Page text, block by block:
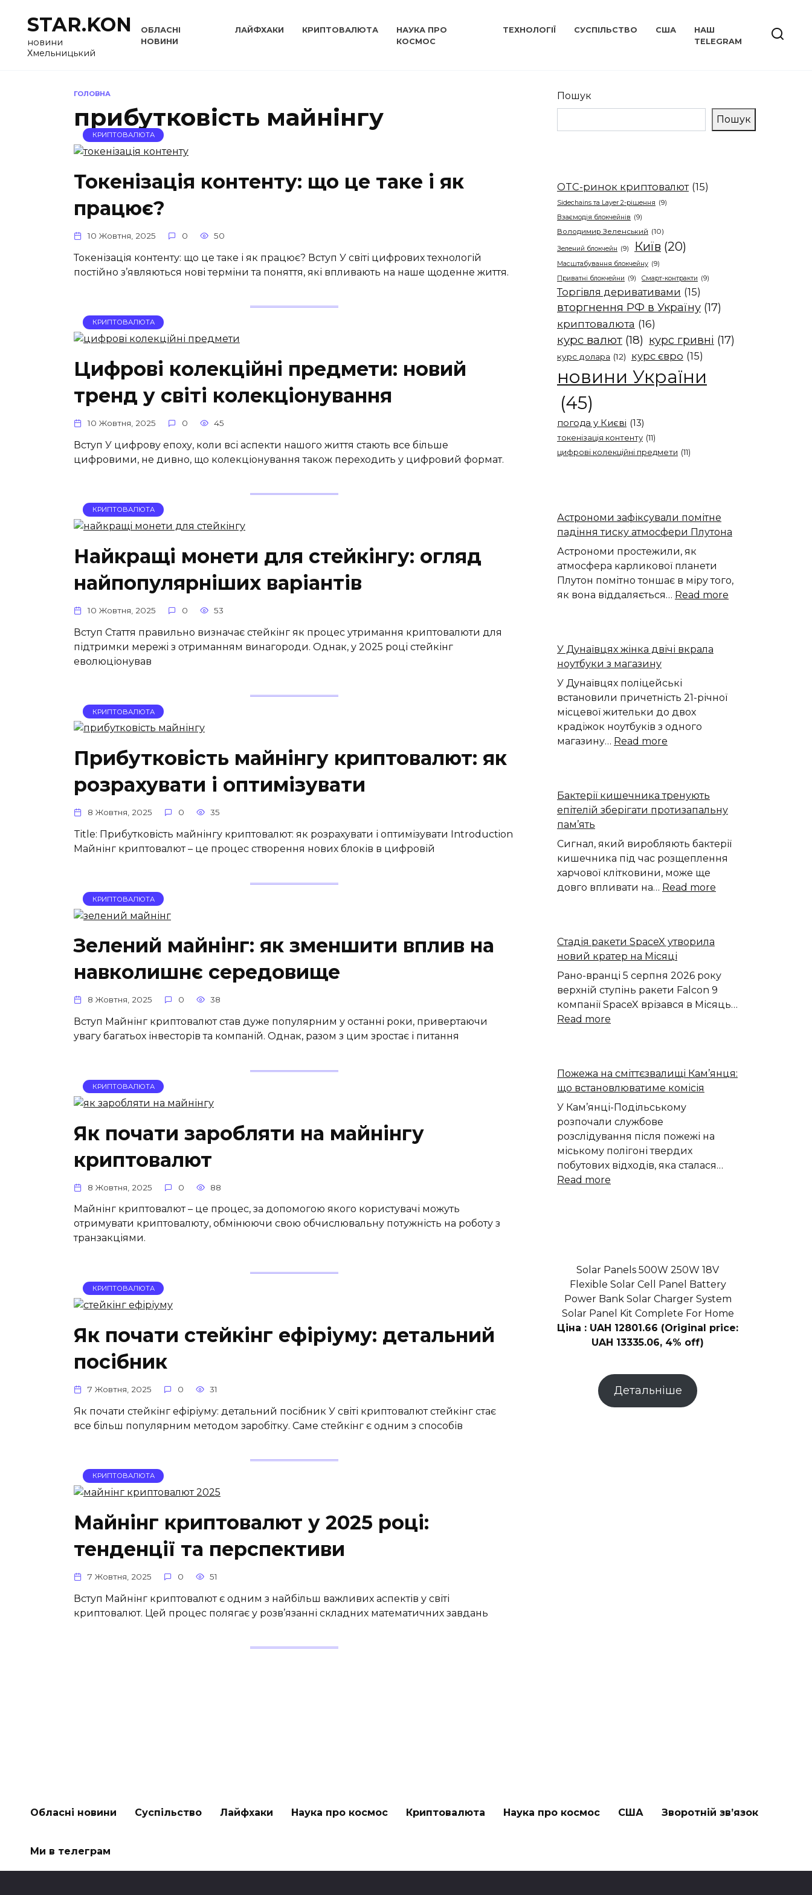
вмістуSTAR.KON
новини
Хмельницький
ОБЛАСНІ
НОВИНИ
ЛАЙФХАКИ КРИПТОВАЛЮТА
НАУКА ПРО
КОСМОС
ТЕХНОЛОГІЇ СУСПІЛЬСТВО США
НАШ
TELEGRAM
ГОЛОВНА
прибутковість майнінгу
КРИПТОВАЛЮТА
Токенізація контенту: що це таке і як
працює?
10 Жовтня, 2025 0 50
Токенізація контенту: що це таке і як працює? Вступ У світі цифрових технологій
постійно з’являються нові терміни та поняття, які впливають на наше щоденне життя.
КРИПТОВАЛЮТА
Цифрові колекційні предмети: новий
тренд у світі колекціонування
10 Жовтня, 2025 0 45
Вступ У цифрову епоху, коли всі аспекти нашого життя стають все більше
цифровими, не дивно, що колекціонування також переходить у цифровий формат.
КРИПТОВАЛЮТА
Найкращі монети для стейкінгу: огляд
найпопулярніших варіантів
10 Жовтня, 2025 0 53
Вступ Стаття правильно визначає стейкінг як процес утримання криптовалюти для
підтримки мережі з отриманням винагороди. Однак, у 2025 році стейкінг
еволюціонував
КРИПТОВАЛЮТА
Прибутковість майнінгу криптовалют: як
розрахувати і оптимізувати
8 Жовтня, 2025 0 35
Title: Прибутковість майнінгу криптовалют: як розрахувати і оптимізувати Introduction
Майнінг криптовалют – це процес створення нових блоків в цифровій
КРИПТОВАЛЮТА
Зелений майнінг: як зменшити вплив на
навколишнє середовище
8 Жовтня, 2025 0 38
Вступ Майнінг криптовалют став дуже популярним у останні роки, привертаючи
увагу багатьох інвесторів та компаній. Однак, разом з цим зростає і питання
КРИПТОВАЛЮТА
Як почати заробляти на майнінгу
криптовалют
8 Жовтня, 2025 0 88
Майнінг криптовалют – це процес, за допомогою якого користувачі можуть
отримувати криптовалюту, обмінюючи свою обчислювальну потужність на роботу з
транзакціями.
КРИПТОВАЛЮТА
Як почати стейкінг ефіріуму: детальний
посібник
7 Жовтня, 2025 0 31
Як почати стейкінг ефіріуму: детальний посібник У світі криптовалют стейкінг стає
все більш популярним методом заробітку. Саме стейкінг є одним з способів
КРИПТОВАЛЮТА
Майнінг криптовалют у 2025 році:
тенденції та перспективи
7 Жовтня, 2025 0 51
Вступ Майнінг криптовалют є одним з найбільш важливих аспектів у світі
криптовалют. Цей процес полягає у розв’язанні складних математичних завдань
Пошук
Пошук
OTC-ринок криптовалют (15)
Sidechains та Layer 2-рішення (9)
Взаємодія блокчейнів (9)
Володимир Зеленський (10)
Зелений блокчейн (9) Київ (20)
Масштабування блокчейну (9)
Приватні блокчейни (9) Смарт-контракти (9)
Торгівля деривативами (15)
вторгнення РФ в Україну (17)
криптовалюта (16)
курс валют (18) курс гривні (17)
курс долара (12) курс євро (15)
новини України
(45)
погода у Києві (13)
токенізація контенту (11)
цифрові колекційні предмети (11)
Астрономи зафіксували помітне
падіння тиску атмосфери Плутона
Астрономи простежили, як
атмосфера карликової планети
Плутон помітно тоншає в міру того,
як вона віддаляється… Read more
У Дунаївцях жінка двічі вкрала
ноутбуки з магазину
У Дунаївцях поліцейські
встановили причетність 21-річної
місцевої жительки до двох
крадіжок ноутбуків з одного
магазину… Read more
двічі
вкрала
з
магазину
Бактерії кишечника тренують
епітелій зберігати протизапальну
пам’ять
Сигнал, який виробляють бактерії
кишечника під час розщеплення
харчової клітковини, може ще
довго впливати на… Read more
протизапальну
пам’ять
Стадія ракети SpaceX утворила
новий кратер на Місяці
Рано-вранці 5 серпня 2026 року
верхній ступінь ракети Falcon 9
компанії SpaceX врізався в Місяць…
Read more
утворила
новий
кратер
на
Місяці
Пожежа на сміттєзвалищі Кам’янця:
що встановлюватиме комісія
У Кам’янці-Подільському
розпочали службове
розслідування після пожежі на
міському полігоні твердих
побутових відходів, яка сталася…
Read more
встановлюватиме
комісія
Solar Panels 500W 250W 18V
Flexible Solar Cell Panel Battery
Power Bank Solar Charger System
Solar Panel Kit Complete For Home
Ціна : UAH 12801.66 (Original price:
UAH 13335.06, 4% off)
Детальніше
Обласні новини Суспільство Лайфхаки Наука про космос Криптовалюта Наука про космос США Зворотній зв’язок
Ми в телеграм